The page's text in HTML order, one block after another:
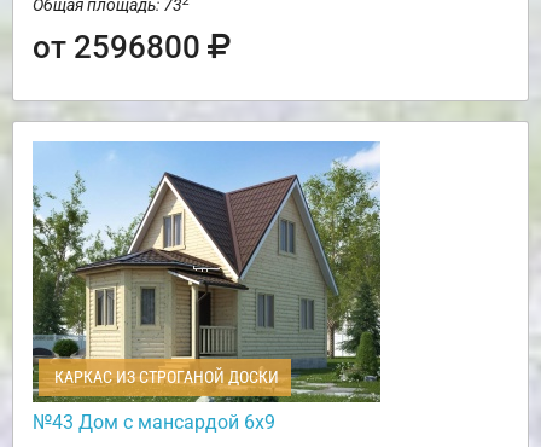
Общая площадь: 73
от 2596800
КАРКАС ИЗ СТРОГАНОЙ ДОСКИ
№43 Дом с мансардой 6х9